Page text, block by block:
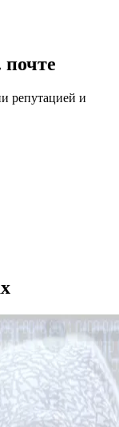
почте
репутацией и